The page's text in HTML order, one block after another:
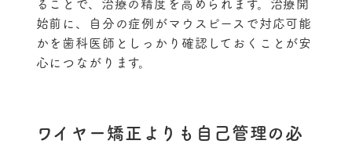
始前に、自分の症例がマウスピースで対応可能
かを歯科医師としっかり確認しておくことが安
心につながります。
ワイヤー矯正よりも自己管理の必